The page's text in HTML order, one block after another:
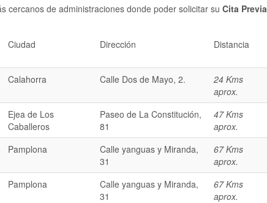
cercanos de administraciones donde poder solicitar su Cita Previa
Ciudad Dirección Distancia
Calahorra Calle Dos de Mayo, 2.
24 Kms
aprox.
Ejea de Los
Caballeros
Paseo de La Constitución,
81
47 Kms
aprox.
Pamplona
Calle yanguas y Miranda,
31
67 Kms
aprox.
Pamplona
Calle yanguas y Miranda,
31
67 Kms
aprox.